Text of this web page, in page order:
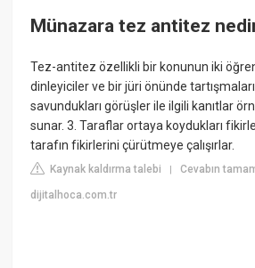
Münazara tez antitez
Tez-antitez özellikli bir konunun iki
dinleyiciler ve bir jüri önünde
savundukları görüşler ile ilgili kanıtlar
sunar. 3. Taraflar ortaya koydukları
tarafın fikirlerini çürütmeye çalışırlar.
Kaynak kaldırma talebi |Cevabın
dijitalhoca.com.tr